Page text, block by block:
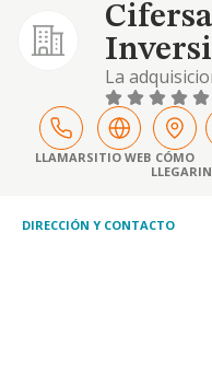
La
los mismos.
viviendas,
su uso,
LLAMARSITIO WEB CÓMO
LLEGAR
DIRECCIÓN Y CONTACTO